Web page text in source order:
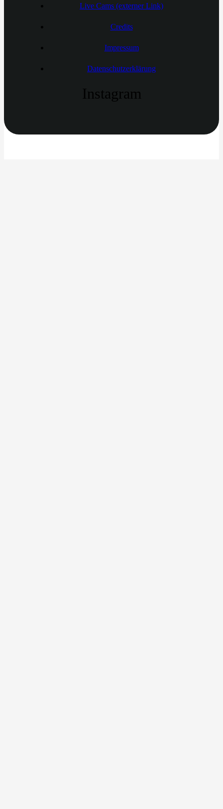
Live Cams (externer Link)
Credits
Impressum
Datenschutzerklärung
Instagram